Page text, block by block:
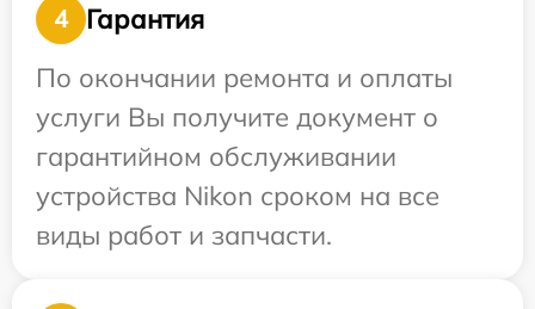
4
Гарантия
По окончании ремонта и оплаты
услуги Вы получите документ о
гарантийном обслуживании
устройства Nikon сроком на все
виды работ и запчасти.